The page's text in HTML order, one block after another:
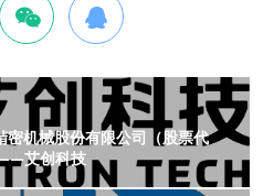
密机械股份有限公司（股票代
——艾创科技